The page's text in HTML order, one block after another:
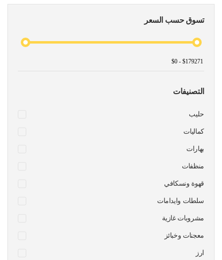
تسوق حسب السعر
التصنيفات
حليب
كماليات
بهارات
منظفات
قهوة ونسكافي
سلطات وايدامات
مشروبات غازية
معجنات وخبائز
ارز